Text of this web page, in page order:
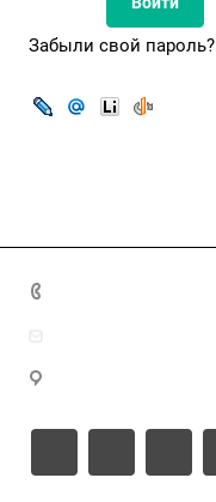
Забыли свой пароль?